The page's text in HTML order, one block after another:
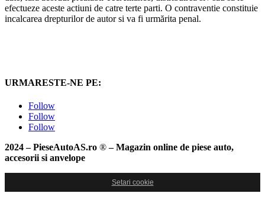
efectueze aceste actiuni de catre terte parti. O contraventie constituie
incalcarea drepturilor de autor si va fi urmărita penal.
URMARESTE-NE PE:
Follow
Follow
Follow
2024 – PieseAutoAS.ro ®– Magazin online de piese auto,
accesorii si anvelope
Setari cookie